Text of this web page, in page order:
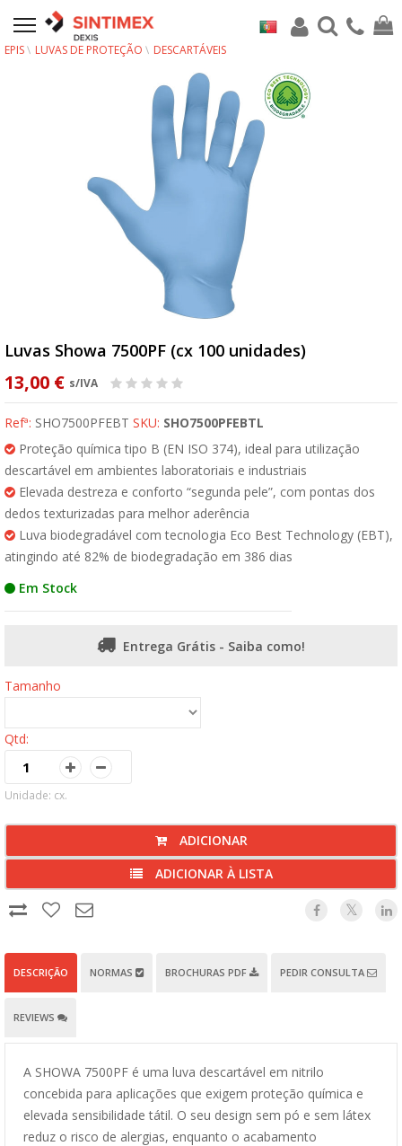
EPIS LUVAS DE PROTEÇÃO DESCARTÁVEIS
Luvas Showa 7500PF (cx 100 unidades)
13,00 € s/IVA
Refª: SHO7500PFEBT SKU: SHO7500PFEBTL
Proteção química tipo B (EN ISO 374), ideal para utilização
descartável em ambientes laboratoriais e industriais
Elevada destreza e conforto “segunda pele”, com pontas dos
dedos texturizadas para melhor aderência
Luva biodegradável com tecnologia Eco Best Technology (EBT),
atingindo até 82% de biodegradação em 386 dias
Em Stock
Entrega Grátis - Saiba como!
Tamanho
Qtd:
Unidade: cx.
ADICIONAR
ADICIONAR À LISTA
DESCRIÇÃO NORMAS BROCHURAS PDF PEDIR CONSULTA
REVIEWS
A SHOWA 7500PF é uma luva descartável em nitrilo
concebida para aplicações que exigem proteção química e
elevada sensibilidade tátil. O seu design sem pó e sem látex
reduz o risco de alergias, enquanto o acabamento